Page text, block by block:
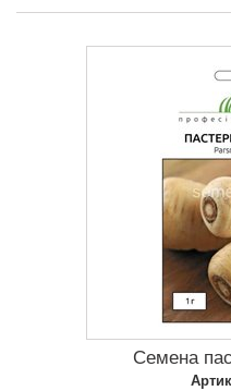
Семена